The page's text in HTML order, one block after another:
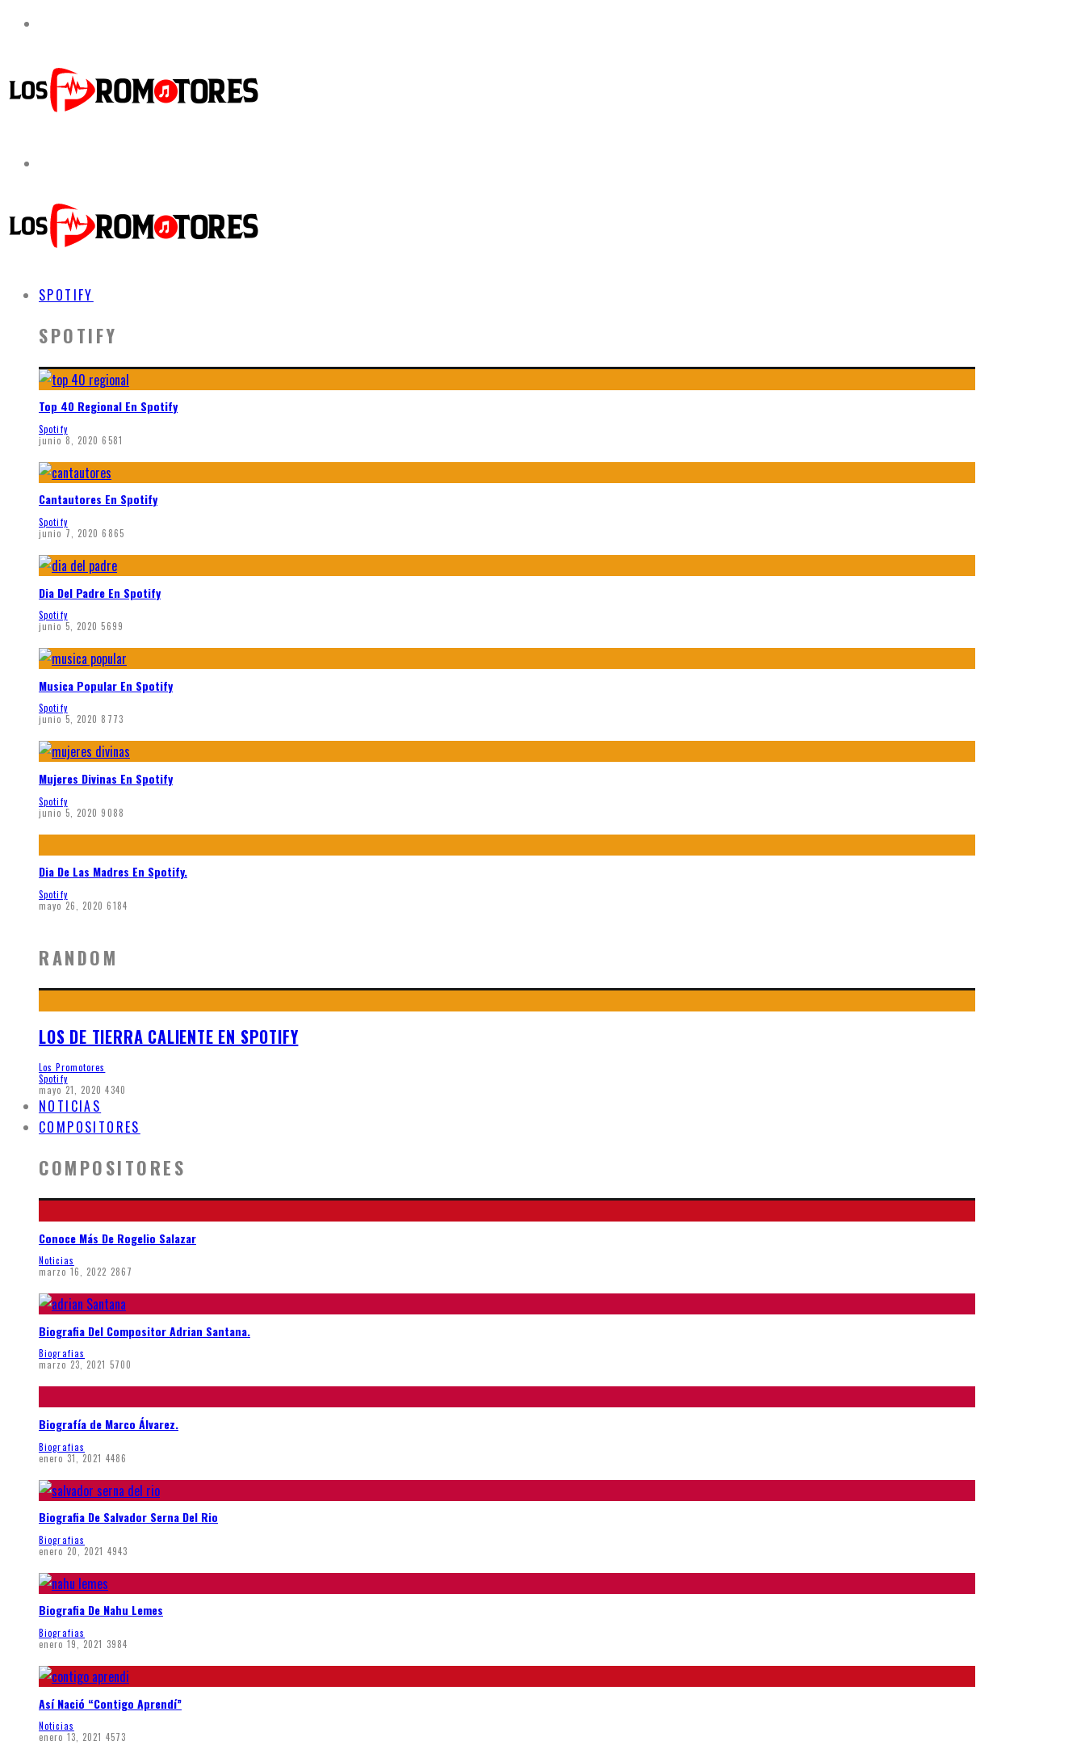
SPOTIFY
SPOTIFY
Top 40 Regional En Spotify
Spotify
junio 8, 2020 6581
Cantautores En Spotify
Spotify
junio 7, 2020 6865
Dia Del Padre En Spotify
Spotify
junio 5, 2020 5699
Musica Popular En Spotify
Spotify
junio 5, 2020 8773
Mujeres Divinas En Spotify
Spotify
junio 5, 2020 9088
Dia De Las Madres En Spotify.
Spotify
mayo 26, 2020 6184
RANDOM
LOS DE TIERRA CALIENTE EN SPOTIFY
Los Promotores
Spotify
mayo 21, 2020 4340
NOTICIAS
COMPOSITORES
COMPOSITORES
Conoce Más De Rogelio Salazar
Noticias
marzo 16, 2022 2867
Biografia Del Compositor Adrian Santana.
Biografias
marzo 23, 2021 5700
Biografía de Marco Álvarez.
Biografias
enero 31, 2021 4486
Biografia De Salvador Serna Del Rio
Biografias
enero 20, 2021 4943
Biografia De Nahu Lemes
Biografias
enero 19, 2021 3984
Así Nació “Contigo Aprendí”
Noticias
enero 13, 2021 4573